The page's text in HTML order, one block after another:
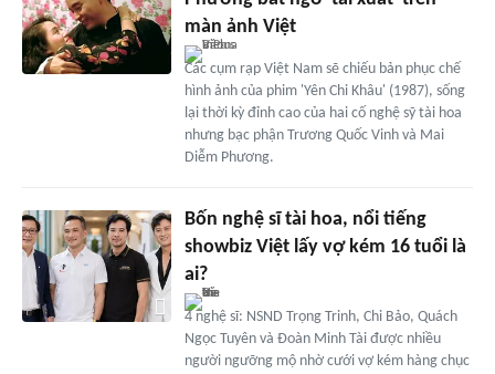
màn ảnh Việt
Các cụm rạp Việt Nam sẽ chiếu bản phục chế
hình ảnh của phim 'Yên Chi Khâu' (1987), sống
lại thời kỳ đỉnh cao của hai cố nghệ sỹ tài hoa
nhưng bạc phận Trương Quốc Vinh và Mai
Diễm Phương.
Bốn nghệ sĩ tài hoa, nổi tiếng
showbiz Việt lấy vợ kém 16 tuổi là
ai?
4 nghệ sĩ: NSND Trọng Trinh, Chi Bảo, Quách
Ngọc Tuyên và Đoàn Minh Tài được nhiều
người ngưỡng mộ nhờ cưới vợ kém hàng chục